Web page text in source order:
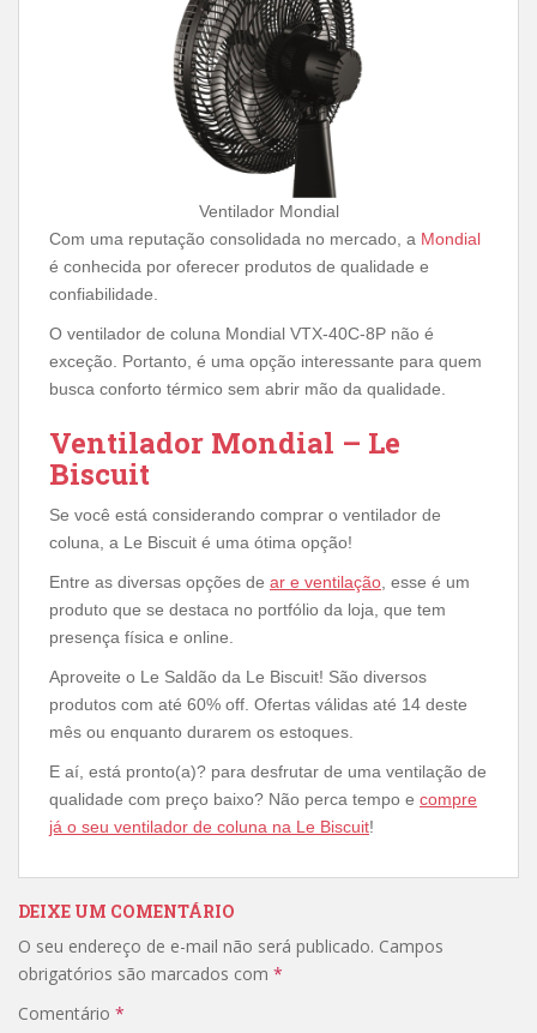
Ventilador Mondial
Com uma reputação consolidada no mercado, a Mondial
é conhecida por oferecer produtos de qualidade e
confiabilidade.
O ventilador de coluna Mondial VTX-40C-8P não é
exceção. Portanto, é uma opção interessante para quem
busca conforto térmico sem abrir mão da qualidade.
Ventilador Mondial – Le
Biscuit
Se você está considerando comprar o ventilador de
coluna, a Le Biscuit é uma ótima opção!
Entre as diversas opções de ar e ventilação , esse é um
produto que se destaca no portfólio da loja, que tem
presença física e online.
Aproveite o Le Saldão da Le Biscuit! São diversos
produtos com até 60% off. Ofertas válidas até 14 deste
mês ou enquanto durarem os estoques.
E aí, está pronto(a)? para desfrutar de uma ventilação de
qualidade com preço baixo? Não perca tempo e compre
já o seu ventilador de coluna na Le Biscuit!
DEIXE UM COMENTÁRIO
O seu endereço de e-mail não será publicado. Campos
obrigatórios são marcados com *
Comentário *